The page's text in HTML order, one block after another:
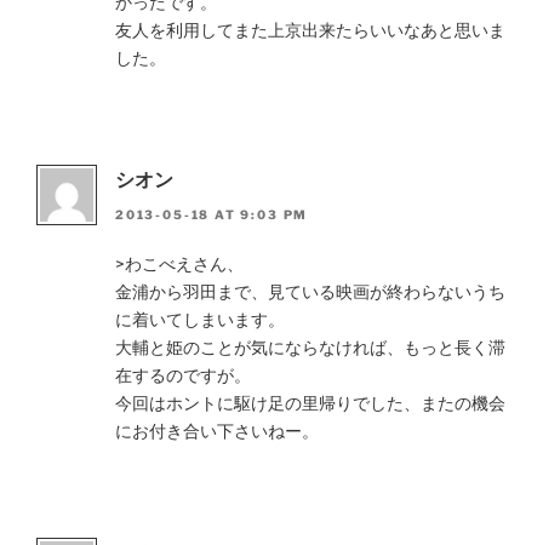
友人を利用してまた上京出来たらいいなあと思いま
した。
シオン
2013-05-18 AT 9:03 PM
>わこべえさん、
金浦から羽田まで、見ている映画が終わらないうち
に着いてしまいます。
大輔と姫のことが気にならなければ、もっと長く滞
在するのですが。
今回はホントに駆け足の里帰りでした、またの機会
にお付き合い下さいねー。